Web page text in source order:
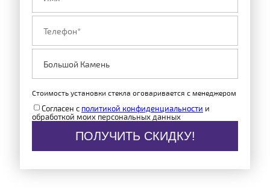
Стоимость установки стекла оговаривается с менеджером
Согласен с политикой конфиденциальности и
обработкой моих персональных данных
ПОЛУЧИТЬ СКИДКУ!